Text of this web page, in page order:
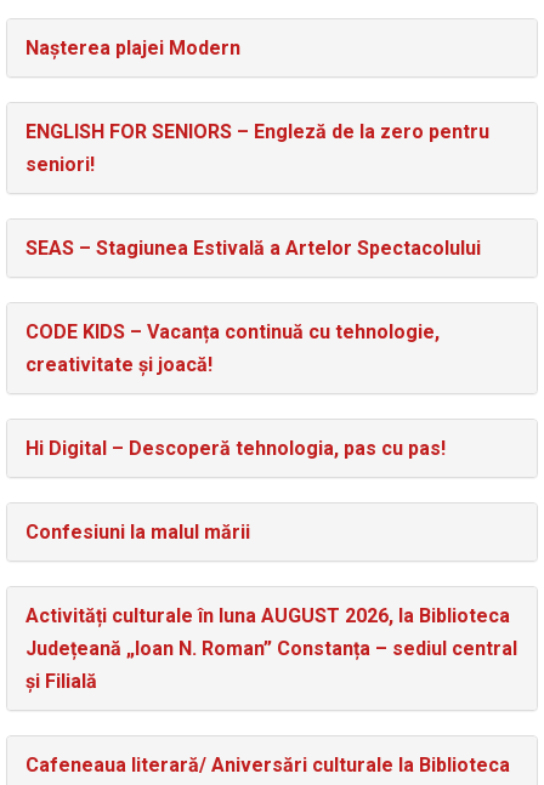
Nașterea plajei Modern
ENGLISH FOR SENIORS – Engleză de la zero pentru
seniori!
SEAS – Stagiunea Estivală a Artelor Spectacolului
CODE KIDS – Vacanța continuă cu tehnologie,
creativitate și joacă!
Hi Digital – Descoperă tehnologia, pas cu pas!
Confesiuni la malul mării
Activități culturale în luna AUGUST 2026, la Biblioteca
Județeană „Ioan N. Roman” Constanța – sediul central
și Filială
Cafeneaua literară/ Aniversări culturale la Biblioteca